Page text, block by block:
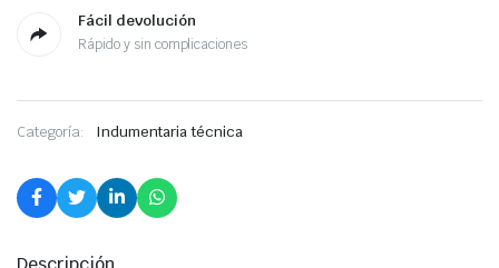
Fácil devolución
Rápido y sin complicaciones
Categoría: Indumentaria técnica